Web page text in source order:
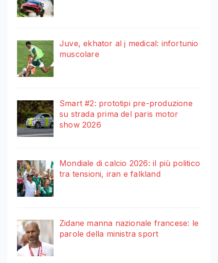
Juve, ekhator al j medical: infortunio
muscolare
Smart #2: prototipi pre-produzione
su strada prima del paris motor
show 2026
Mondiale di calcio 2026: il più politico
tra tensioni, iran e falkland
Zidane manna nazionale francese: le
parole della ministra sport